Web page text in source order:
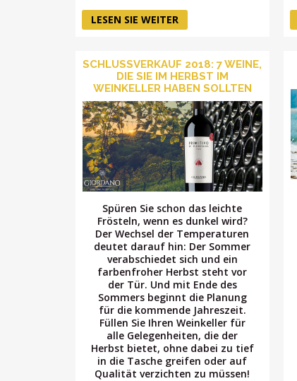
LESEN SIE WEITER
SCHLUSSVERKAUF 2018: 7 WEINE,
DIE SIE IM HERBST IM
WEINKELLER HABEN SOLLTEN
Spüren Sie schon das leichte
Frösteln, wenn es dunkel wird?
Der Wechsel der Temperaturen
deutet darauf hin: Der Sommer
verabschiedet sich und ein
farbenfroher Herbst steht vor
der Tür. Und mit Ende des
Sommers beginnt die Planung
für die kommende Jahreszeit.
Füllen Sie Ihren Weinkeller für
alle Gelegenheiten, die der
Herbst bietet, ohne dabei zu tief
in die Tasche greifen oder auf
Qualität verzichten zu müssen!